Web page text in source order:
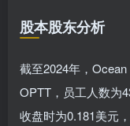
股本股东分析
截至2024年，
OPTT，员工人数为
收盘时为0.181美元